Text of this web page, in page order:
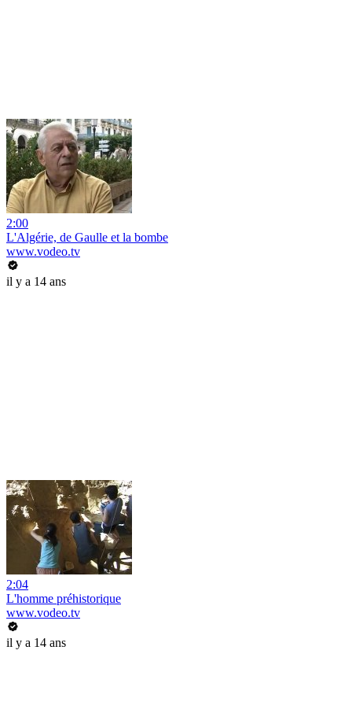
2:00
L'Algérie, de Gaulle et la bombe
www.vodeo.tv
il y a 14 ans
2:04
L'homme préhistorique
www.vodeo.tv
il y a 14 ans